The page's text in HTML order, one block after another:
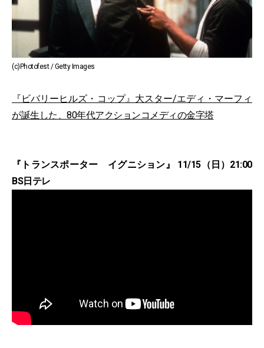
(c)Photofest / Getty Images
『ビバリーヒルズ・コップ』大スター/エディ・マーフィ
が誕生した、80年代アクションコメディの金字塔
『トランスポーター イグニション』 11/15（日）21:00
BS日テレ